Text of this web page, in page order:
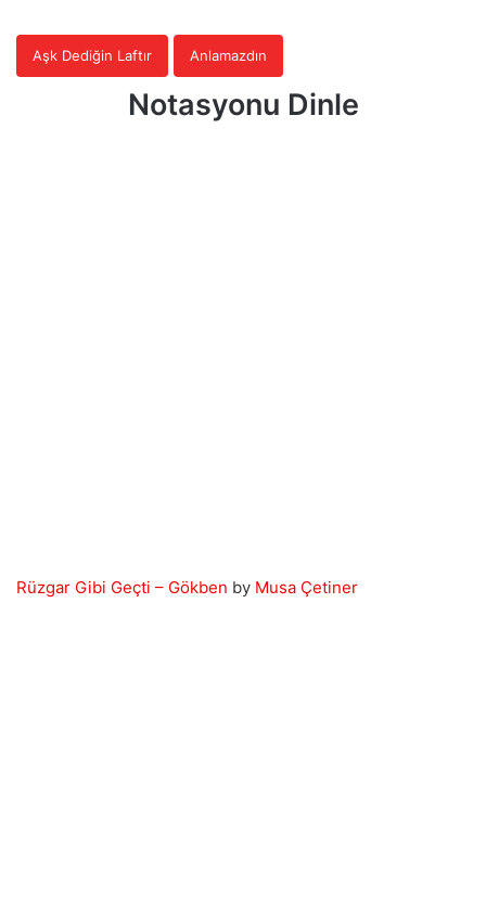
Aşk Dediğin Laftır Anlamazdın
Notasyonu Dinle
Rüzgar Gibi Geçti – Gökben by Musa Çetiner